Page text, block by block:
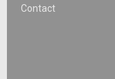
Contact